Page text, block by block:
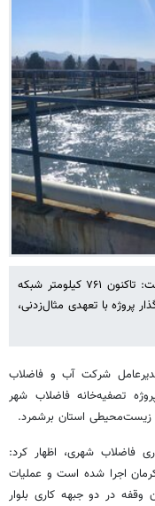
مدیرعامل شرکت آب و فاضلاب استان کرمان گفت: تاکنون ۷۶۱ کیلومتر شبکه
پروژه با تعهدی مثال‌زدنی،
شرکت آب و فاضلاب
تصفیه‌خانه فاضلاب شهر
زیست‌محیطی استان برشمرد.
فاضلاب شهری، اظهار کرد:
کرمان اجرا شده است و عملیات
در دو جبهه کاری بلوار